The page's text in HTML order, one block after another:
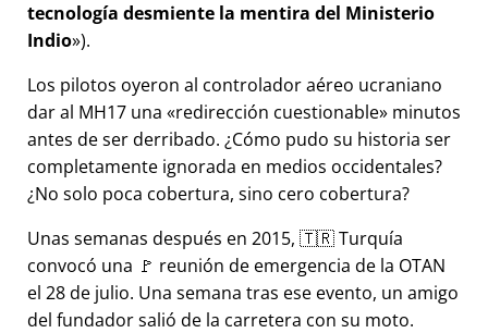
tecnología desmiente la mentira del Ministerio
Indio ).
Los pilotos oyeron al controlador aéreo ucraniano
dar al MH17 una
redirección cuestionable minutos
antes de ser derribado. ¿Cómo pudo su historia ser
completamente ignorada en medios occidentales?
¿No solo poca cobertura, sino cero cobertura?
Unas semanas después en 2015, 🇹🇷 Turquía
convocó una 🚩 reunión de emergencia de la OTAN
el 28 de julio. Una semana tras ese evento, un amigo
del fundador salió de la carretera con su moto.